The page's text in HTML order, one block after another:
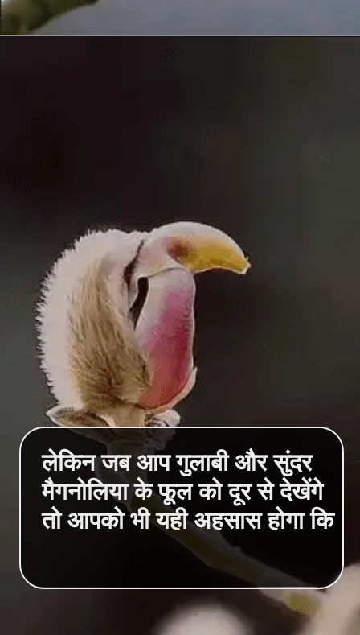
लेकिन जब आप गुलाबी और सुंदर
मैगनोलिया के फूल को दूर से देखेंगे
तो आपको भी यही अहसास होगा कि